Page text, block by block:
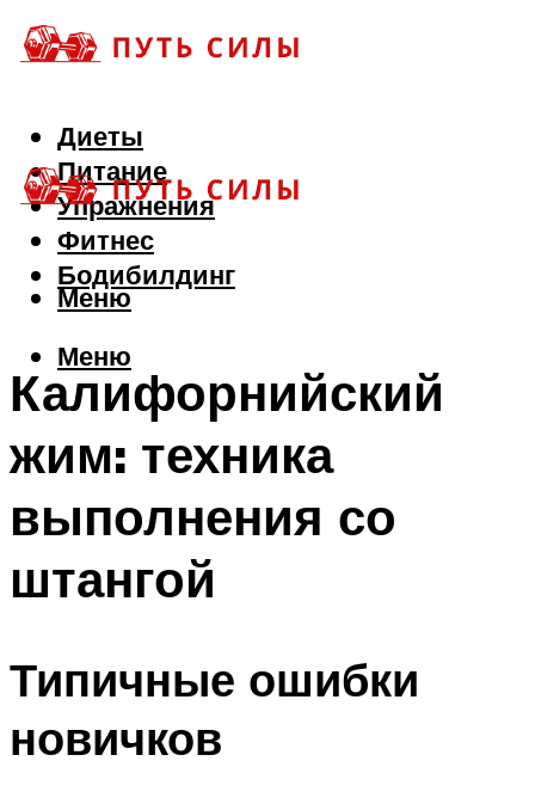
Диеты
Питание
Упражнения
Фитнес
Бодибилдинг
Меню
Меню
Калифорнийский
жим: техника
выполнения со
штангой
Типичные ошибки
новичков